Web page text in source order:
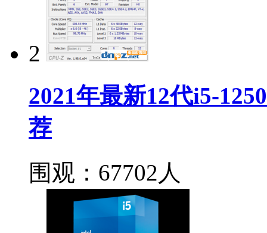
2
2021年最新12代i5-
荐
围观：67702人